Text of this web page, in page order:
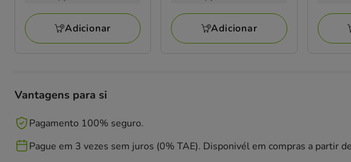
avaliações
a
16.19€
Adicionar
avaliações
a
13.19€
Adicionar
a
23.09€
Vantagens para si
Pagamento 100% seguro.
Pague em 3 vezes sem juros (0% TAE). Disponivél em compras a partir